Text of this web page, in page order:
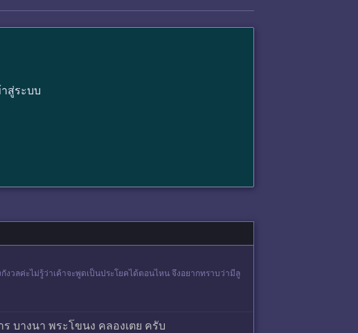
สู่ระบบ
ลค่ะไม่รู้ว่าเค้าจะพูดเป็นประโยคได้ตอนไหน จึงอยากทราบว่ามีลู
บางนา พระโขนง คลองเตย ครับ